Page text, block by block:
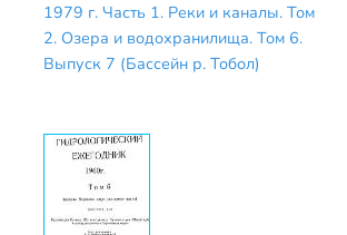
1979 г. Часть 1. Реки и каналы. Том
2. Озера и водохранилища. Том 6.
Выпуск 7 (Бассейн р. Тобол)